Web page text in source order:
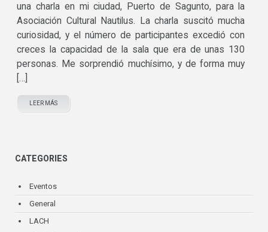
una charla en mi ciudad, Puerto de Sagunto, para la
Asociación Cultural Nautilus. La charla suscitó mucha
curiosidad, y el número de participantes excedió con
creces la capacidad de la sala que era de unas 130
personas. Me sorprendió muchísimo, y de forma muy
[…]
LEER MÁS
CATEGORIES
Eventos
General
LACH